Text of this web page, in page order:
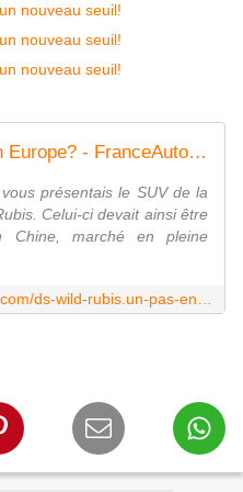
DS Wild Rubis...un pas en Europe? - FranceAuto-actu - actualité automobile en France et à l'étranger
présentais le SUV de la
Celui-ci devait ainsi être
Chine, marché en pleine